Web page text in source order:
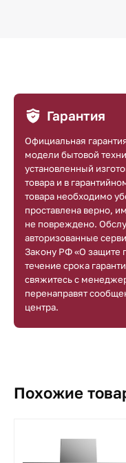
Гарантия
Официальная
модели бытовой
установленный
товара и в
товара необходимо
проставлена верно,
не повреждено.
авторизованные
Закону РФ «О защите
течение срока
свяжитесь с
перенаправят
центра.
Похожие